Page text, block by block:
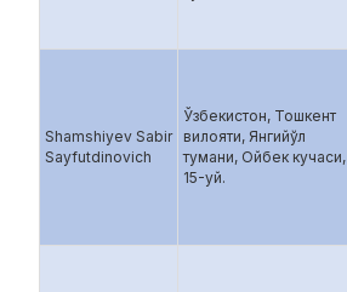
Shamshiyev Sabir
Sayfutdinovich
Ўзбекистон, Тошкент
вилояти, Янгийўл
тумани, Ойбек кучаси,
15-уй.